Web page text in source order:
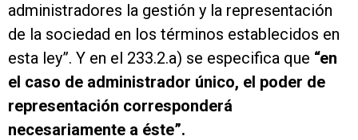
administradores la gestión y la representación
de la sociedad en los términos establecidos en
esta ley”. Y en el 233.2.a) se especifica que “en
el caso de administrador único, el poder de
representación corresponderá
necesariamente a éste”.